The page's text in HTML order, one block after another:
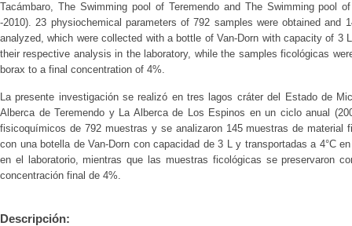
Tacámbaro, The Swimming pool of Teremendo and The Swimming pool
-2010). 23 physiochemical parameters of 792 samples were obtained and
analyzed, which were collected with a bottle of Van-Dorn with capacity of 3
their respective analysis in the laboratory, while the samples ficológicas
borax to a final concentration of 4%.
La presente investigación se realizó en tres lagos cráter del Estado de
Alberca de Teremendo y La Alberca de Los Espinos en un ciclo anual
fisicoquímicos de 792 muestras y se analizaron 145 muestras de material
con una botella de Van-Dorn con capacidad de 3 L y transportadas a 4°C
en el laboratorio, mientras que las muestras ficológicas se preservaron
concentración final de 4%.
Descripción: